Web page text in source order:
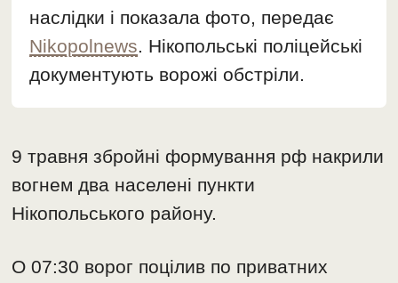
наслідки і показала фото, передає
Nikopolnews. Нікопольські поліцейські
документують ворожі обстріли.
9 травня збройні формування рф накрили
вогнем два населені пункти
Нікопольського району.
О 07:30 ворог поцілив по приватних